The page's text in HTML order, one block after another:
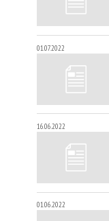
01.07.2022
16.06.2022
01.06.2022